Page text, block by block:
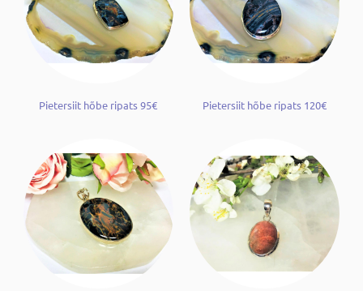
Pietersiit hõbe ripats 95€ Pietersiit hõbe ripats 120€